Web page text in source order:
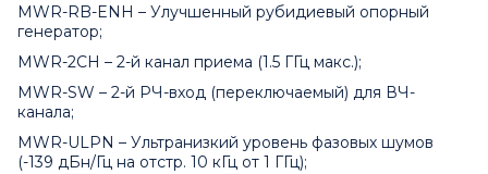
MWR-RB-ENH – Улучшенный рубидиевый опорный
генератор;
MWR-2CH – 2-й канал приема (1.5 ГГц макс.);
MWR-SW – 2-й РЧ-вход (переключаемый) для ВЧ-
канала;
MWR-ULPN – Ультранизкий уровень фазовых шумов
(-139 дБн/Гц на отстр. 10 кГц от 1 ГГц);